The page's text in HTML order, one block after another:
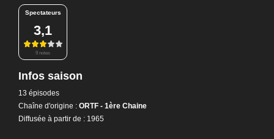
Spectateurs
3,1
9 notes
Infos saison
13 épisodes
Chaîne d'origine : ORTF - 1ère Chaine
Diffusée à partir de : 1965